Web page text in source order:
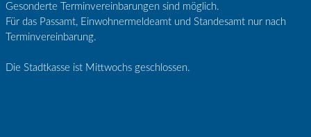
Gesonderte Terminvereinbarungen sind möglich.
Für das Passamt, Einwohnermeldeamt und Standesamt nur nach
Terminvereinbarung.
Die Stadtkasse ist Mittwochs geschlossen.